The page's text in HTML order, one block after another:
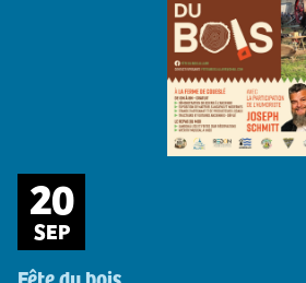
20
SEP